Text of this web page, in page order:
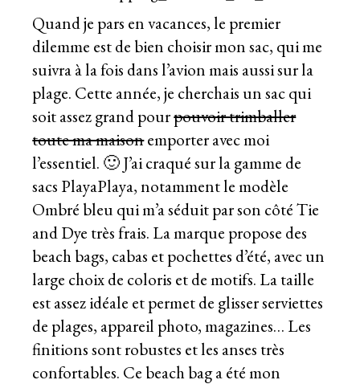
Quand je pars en vacances, le premier
dilemme est de bien choisir mon sac, qui me
suivra à la fois dans l’avion mais aussi sur la
plage. Cette année, je cherchais un sac qui
soit assez grand pourpouvoir trimballer
toute ma maisonemporter avec moi
l’essentiel. 🙂 J’ai craqué sur la gamme de
sacs PlayaPlaya,notamment le modèle
Ombré bleu qui m’a séduit par son côté Tie
and Dye très frais. La marque propose des
beach bags, cabas et pochettes d’été, avec un
large choix de coloris et de motifs. La taille
est assez idéale et permet de glisser serviettes
de plages, appareil photo, magazines… Les
finitions sont robustes et les anses très
confortables. Ce beach bag a été mon